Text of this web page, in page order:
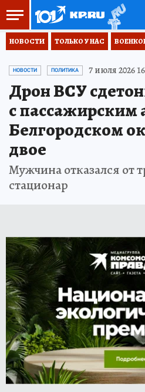
НОВОСТИ ТОЛЬКО У НАС
НОВОСТИ ПОЛИТИКА 7 июля 2026
Дрон ВСУ
с пассажирским
Белгородском
двое
Мужчина отказался от
стационар